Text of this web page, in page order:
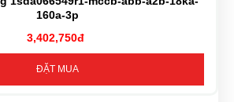
160a-3p
3,402,750đ
ĐẶT MUA